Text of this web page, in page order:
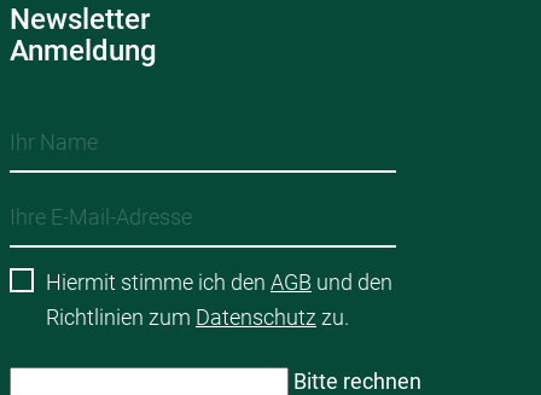
Newsletter
Anmeldung
Hiermit stimme ich den AGB und den
Richtlinien zum Datenschutz zu.
Bitte rechnen